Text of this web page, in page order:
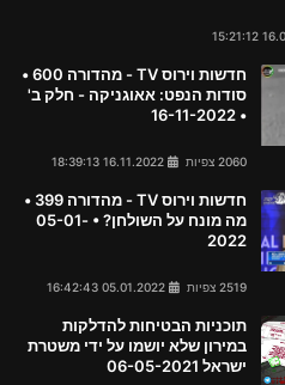
חדשות וירוס TV - מהדורה 600 •
סודות הנפט: אאוגניקה - חלק ב'
• 16-11-2022
2060 צפיות
חדשות וירוס TV - מהדורה 399 •
מה מונח על השולחן? • 05-01-
2022
2519 צפיות
תוכניות הבטיחות להדלקות
במירון שלא יושמו על ידי משטרת
ישראל 06-05-2021